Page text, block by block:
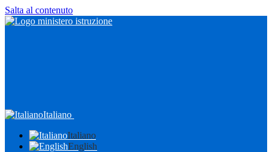
Salta al contenuto
Italiano
Italiano
English